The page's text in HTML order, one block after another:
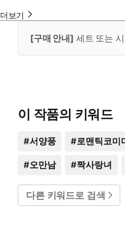
더보기
[구매 안내] 세트 또는
이 작품의 키워드
#서양풍 #로맨틱코미
#오만남 #짝사랑녀
다른 키워드로 검색